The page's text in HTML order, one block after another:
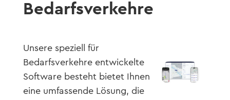
Bedarfsverkehre
Unsere speziell für
Bedarfsverkehre entwickelte
Software besteht bietet Ihnen
eine umfassende Lösung, die